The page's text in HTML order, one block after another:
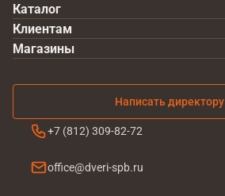
Каталог
Клиентам
Написать директору
+7 (812) 309-82-72
office@dveri-spb.ru
Магазины